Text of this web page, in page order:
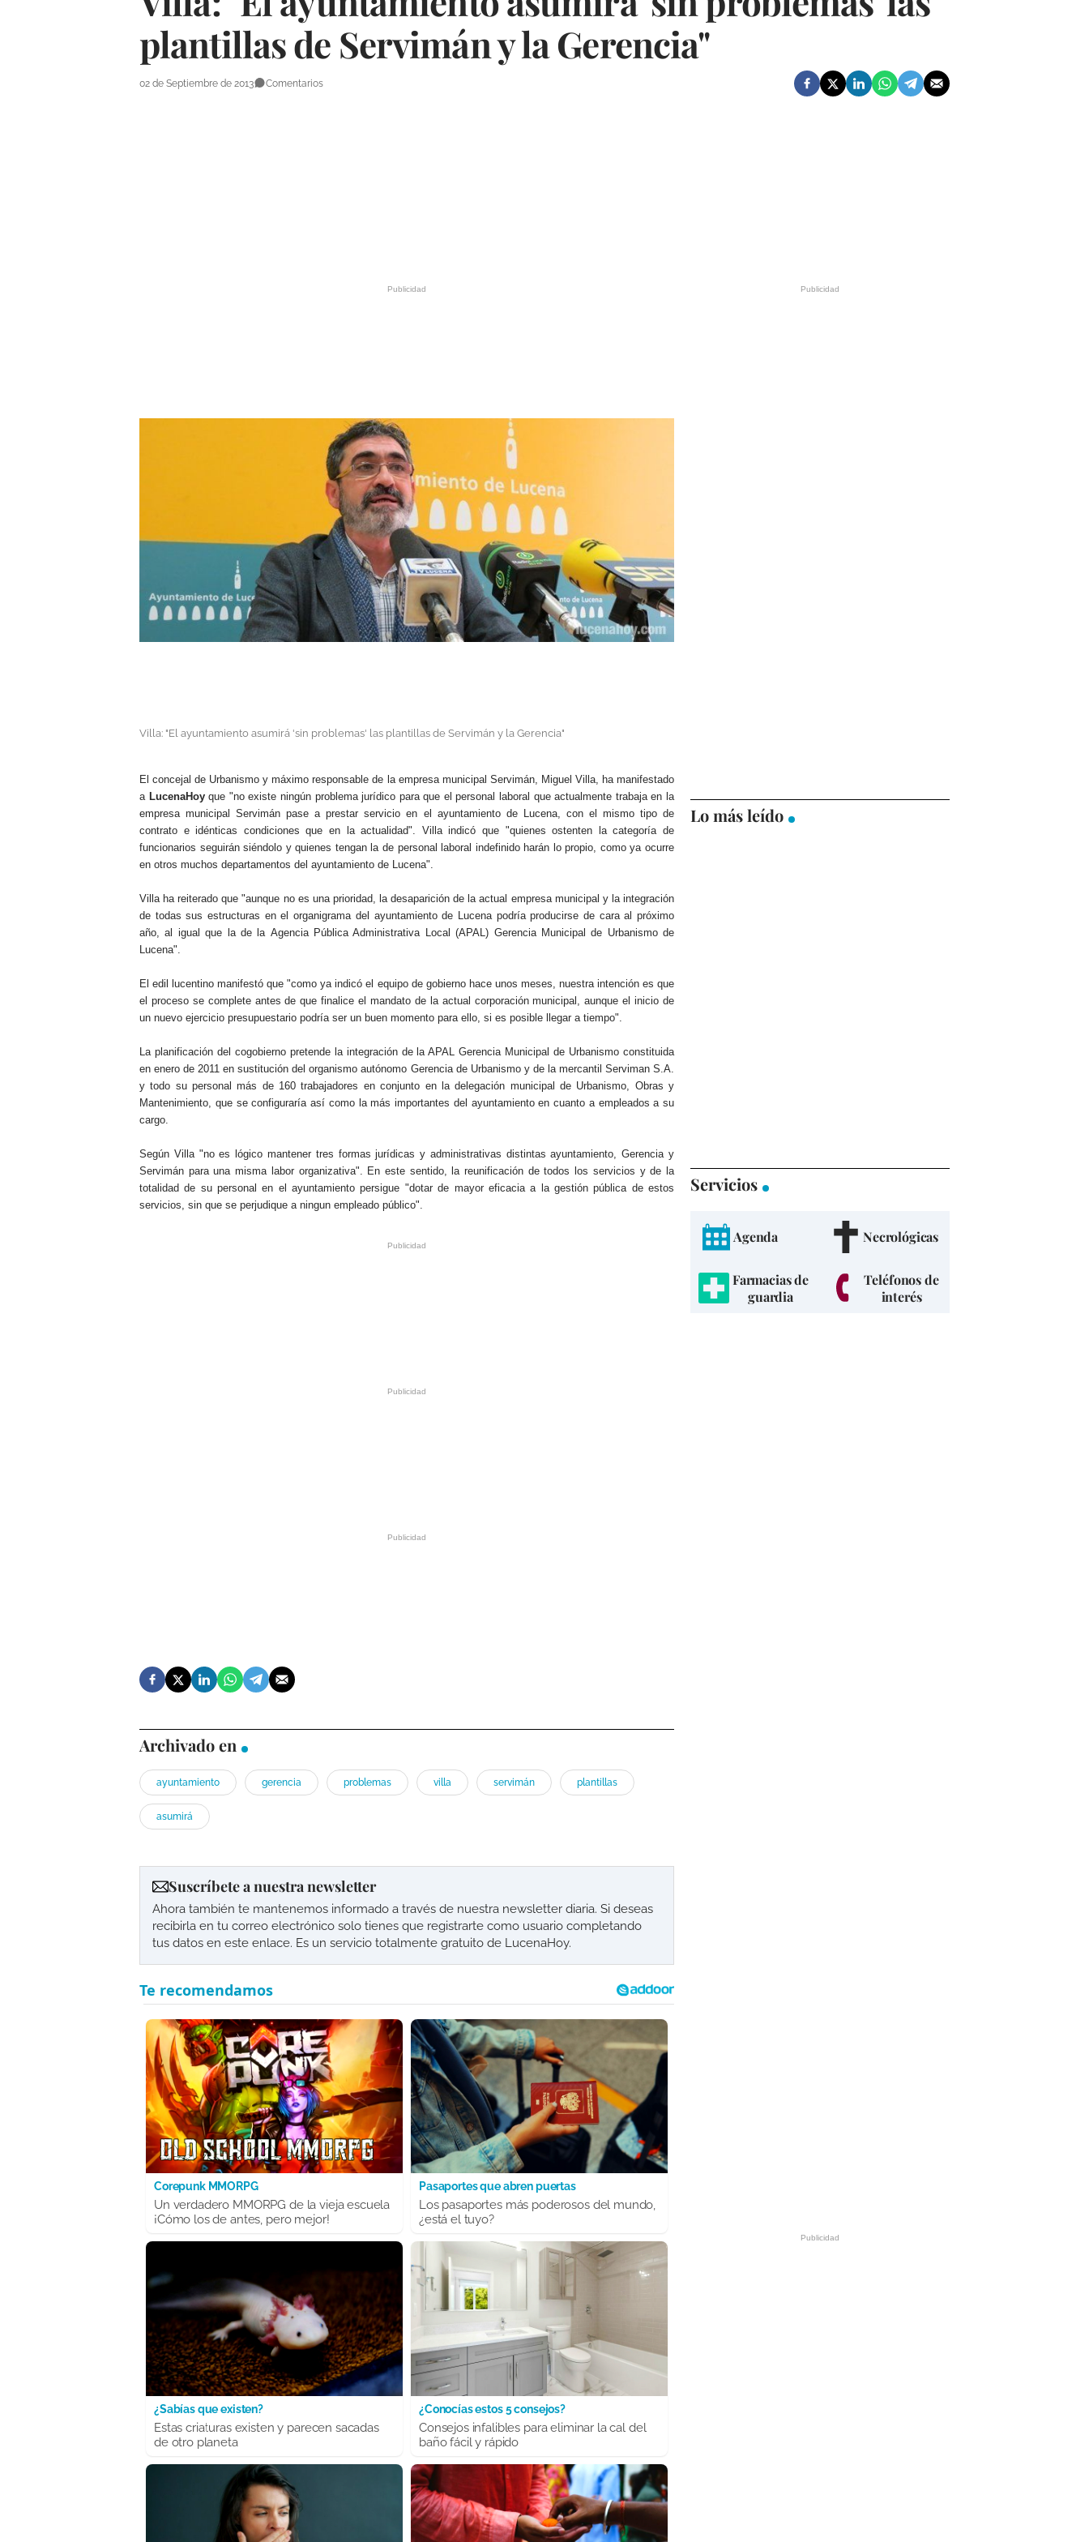
plantillas de Servimán y la Gerencia"
02 de Septiembre de 2013 Comentarios
Villa: "El ayuntamiento asumirá 'sin problemas' las plantillas de Servimán y la Gerencia"
El concejal de Urbanismo y máximo responsable de la empresa municipal Servimán, Miguel Villa, ha manifestado
a LucenaHoyque "no existe ningún problema jurídico para que el personal laboral que actualmente trabaja en la
empresa municipal Servimán pase a prestar servicio en el ayuntamiento de Lucena, con el mismo tipo de
contrato e idénticas condiciones que en la actualidad". Villa indicó que "quienes ostenten la categoría de
funcionarios seguirán siéndolo y quienes tengan la de personal laboral indefinido harán lo propio, como ya ocurre
en otros muchos departamentos del ayuntamiento de Lucena".
Villa ha reiterado que "aunque no es una prioridad, la desaparición de la actual empresa municipal y la integración
de todas sus estructuras en el organigrama del ayuntamiento de Lucena podría producirse de cara al próximo
año, al igual que la de la Agencia Pública Administrativa Local (APAL) Gerencia Municipal de Urbanismo de
Lucena".
El edil lucentino manifestó que "como ya indicó el equipo de gobierno hace unos meses, nuestra intención es que
el proceso se complete antes de que finalice el mandato de la actual corporación municipal, aunque el inicio de
un nuevo ejercicio presupuestario podría ser un buen momento para ello, si es posible llegar a tiempo".
La planificación del cogobierno pretende la integración de la APAL Gerencia Municipal de Urbanismo constituida
en enero de 2011 en sustitución del organismo autónomo Gerencia de Urbanismo y de la mercantil Serviman S.A.
y todo su personal más de 160 trabajadores en conjunto en la delegación municipal de Urbanismo, Obras y
Mantenimiento, que se configuraría así como la más importantes del ayuntamiento en cuanto a empleados a su
cargo.
Según Villa "no es lógico mantener tres formas jurídicas y administrativas distintas ayuntamiento, Gerencia y
Servimán para una misma labor organizativa". En este sentido, la reunificación de todos los servicios y de la
totalidad de su personal en el ayuntamiento persigue "dotar de mayor eficacia a la gestión pública de estos
servicios, sin que se perjudique a ningun empleado público".
Archivado en
ayuntamiento gerencia problemas villa servimán plantillas
asumirá
Suscríbete a nuestra newsletter
Ahora también te mantenemos informado a través de nuestra newsletter diaria. Si deseas
recibirla en tu correo electrónico solo tienes que registrarte como usuario completando
tus datos en este enlace. Es un servicio totalmente gratuito de LucenaHoy.
Corepunk MMORPG
Un verdadero MMORPG de la vieja escuela
¡Cómo los de antes, pero mejor!
Pasaportes que abren puertas
Los pasaportes más poderosos del mundo,
¿está el tuyo?
¿Sabías que existen?
Estas criaturas existen y parecen sacadas
de otro planeta
¿Conocías estos 5 consejos?
Consejos infalibles para eliminar la cal del
baño fácil y rápido
Lo más leído
Servicios
Agenda Necrológicas
Farmacias de
guardia
Teléfonos de
interés